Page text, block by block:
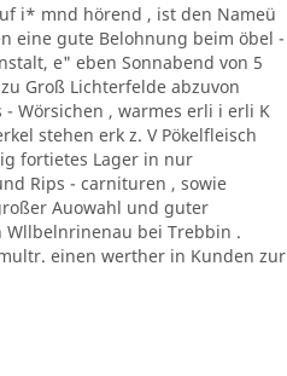
i* mnd hörend , ist den Nameü
eine gute Belohnung beim öbel -
e" eben Sonnabend von 5
Groß Lichterfelde abzuvon
- Wörsichen , warmes erli i erli K
stehen erk z. V Pökelfleisch
fortietes Lager in nur
Rips - carnituren , sowie
Auowahl und guter
Wllbelnrinenau bei Trebbin .
einen werther in Kunden zur